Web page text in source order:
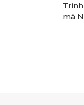
mà